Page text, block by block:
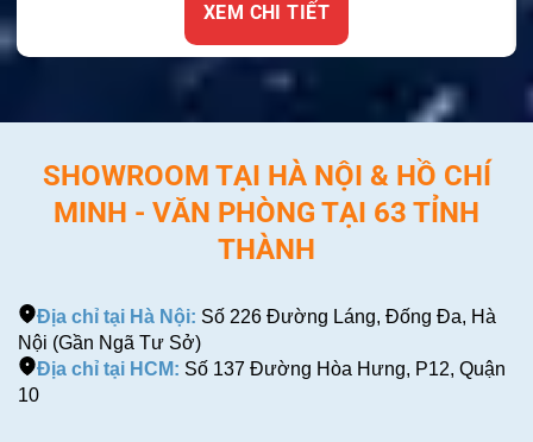
XEM CHI TIẾT
SHOWROOM TẠI HÀ NỘI & HỒ CHÍ
MINH - VĂN PHÒNG TẠI 63 TỈNH
THÀNH
Địa chỉ tại Hà Nội: Số 226 Đường Láng, Đống Đa, Hà
Nội (Gần Ngã Tư Sở)
Địa chỉ tại HCM: Số 137 Đường Hòa Hưng, P12, Quận
10